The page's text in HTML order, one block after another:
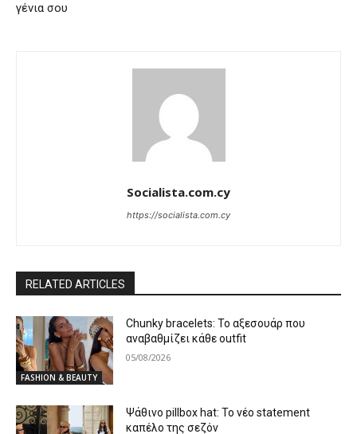
γένια σου
Socialista.com.cy
https://socialista.com.cy
RELATED ARTICLES
FASHION & BEAUTY
Chunky bracelets: Το αξεσουάρ που
αναβαθμίζει κάθε outfit
05/08/2026
Ψάθινο pillbox hat: Το νέο statement
καπέλο της σεζόν